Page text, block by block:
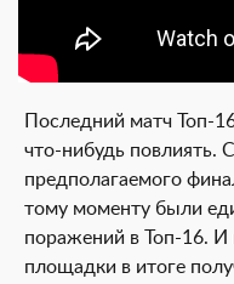
Последний матч Топ-
что-нибудь повлиять.
предполагаемого
тому моменту были
поражений в Топ-16.
площадки в итоге